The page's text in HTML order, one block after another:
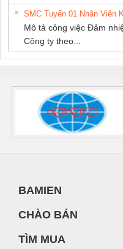
SMC Tuyển 01 Nhân Viên
Mô tả công việc Đảm
Công ty theo...
BAMIEN
CHÀO BÁN
TÌM MUA